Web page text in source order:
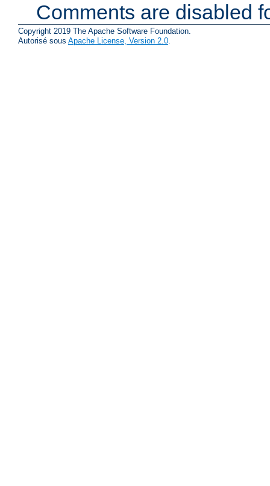
Comments are disabled
Copyright 2019 The Apache Software Foundation.
Autorisé sous Apache License, Version 2.0